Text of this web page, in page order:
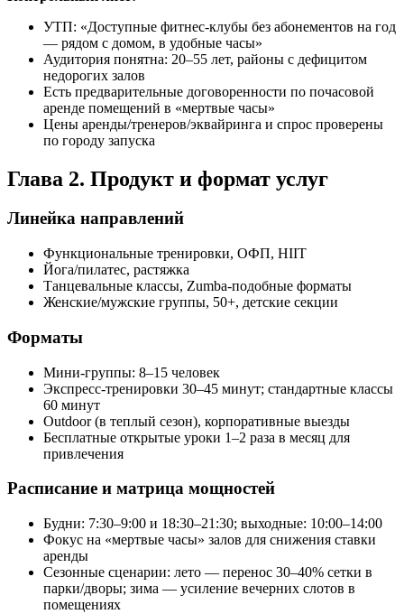
УТП: «Доступные фитнес‑клубы без абонементов на год
— рядом с домом, в удобные часы»
Аудитория понятна: 20–55 лет, районы с дефицитом
недорогих залов
Есть предварительные договоренности по почасовой
аренде помещений в «мертвые часы»
Цены аренды/тренеров/эквайринга и спрос проверены
по городу запуска
Глава 2. Продукт и формат услуг
Линейка направлений
Функциональные тренировки, ОФП, HIIT
Йога/пилатес, растяжка
Танцевальные классы, Zumba‑подобные форматы
Женские/мужские группы, 50+, детские секции
Форматы
Мини‑группы: 8–15 человек
Экспресс‑тренировки 30–45 минут; стандартные классы
60 минут
Outdoor (в теплый сезон), корпоративные выезды
Бесплатные открытые уроки 1–2 раза в месяц для
привлечения
Расписание и матрица мощностей
Будни: 7:30–9:00 и 18:30–21:30; выходные: 10:00–14:00
Фокус на «мертвые часы» залов для снижения ставки
аренды
Сезонные сценарии: лето — перенос 30–40% сетки в
парки/дворы; зима — усиление вечерних слотов в
помещениях